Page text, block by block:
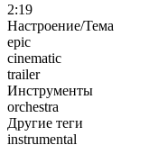
2:19
Настроение/Тема
epic
cinematic
trailer
Инструменты
orchestra
Другие теги
instrumental